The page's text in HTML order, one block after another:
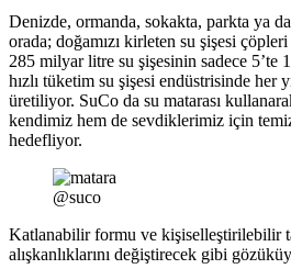
Denizde, ormanda, sokakta, parkta ya
orada; doğamızı kirleten su şişesi
285 milyar litre su şişesinin sadece 5’te
hızlı tüketim su şişesi endüstrisinde her
üretiliyor. SuCo da su matarası
kendimiz hem de sevdiklerimiz için
hedefliyor.
@suco
Katlanabilir formu ve kişiselleştirilebilir
alışkanlıklarını değiştirecek gibi